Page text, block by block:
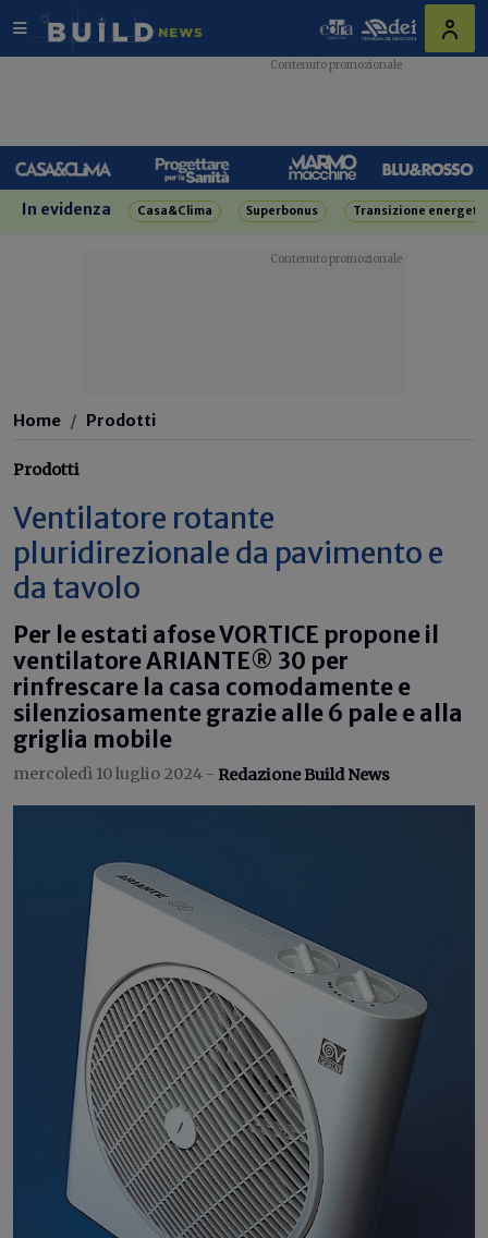
In evidenza Casa&Clima Superbonus Transizione
Home Prodotti
Prodotti
Ventilatore rotante
pluridirezionale da pavimento e
da tavolo
Per le estati afose VORTICE propone il
ventilatore ARIANTE® 30 per
rinfrescare la casa comodamente e
silenziosamente grazie alle 6 pale e alla
griglia mobile
mercoledì 10 luglio 2024 - Redazione Build News